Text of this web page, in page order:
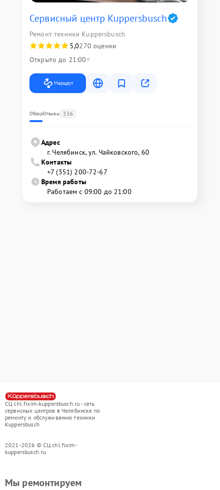
Сервисный центр Kuppersbusch
Ремонт техники Kuppersbusch
5,0270 оценки
Открыто до 21:00
Маршрут
ОбзорОтзывы 336
Адрес
г. Челябинск, ул. Чайковского, 60
Контакты
+7 (351) 200-72-67
Время работы
Работаем с 09:00 до 21:00
СЦ chl.fixim-kuppersbusch.ru - сеть
сервисных центров в Челябинске по
ремонту и обслуживанию техники
Kuppersbusch
2021-2026 © СЦ chl.fixim-
kuppersbusch.ru
Мы ремонтируем